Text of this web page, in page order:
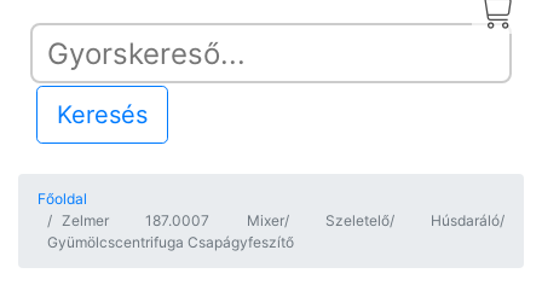
Keresés
Főoldal
Zelmer 187.0007 Mixer/ Szeletelő/ Húsdaráló/
Gyümölcscentrifuga Csapágyfeszítő